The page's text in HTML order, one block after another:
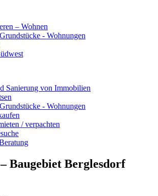
– Wohnen
- Wohnungen
Sanierung von Immobilien
- Wohnungen
/ verpachten
Baugebiet Berglesdorf